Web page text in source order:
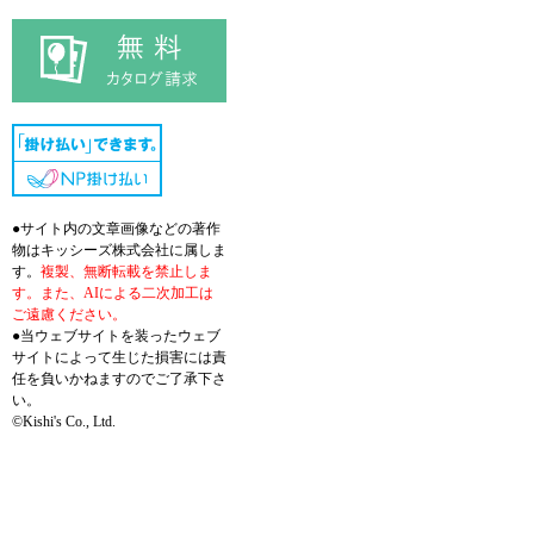
●サイト内の文章画像などの著作
物はキッシーズ株式会社に属しま
す。 複製、無断転載を禁止しま
す。また、AIによる二次加工は
ご遠慮ください。
●当ウェブサイトを装ったウェブ
サイトによって生じた損害には責
任を負いかねますのでご了承下さ
い。
©Kishi's Co., Ltd.